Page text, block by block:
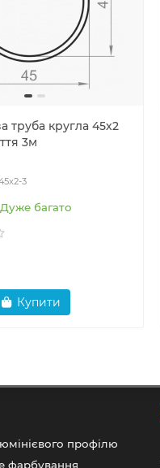
труба кругла 45х2
3м
3
Дуже багато
Купити
профілю
фарбування